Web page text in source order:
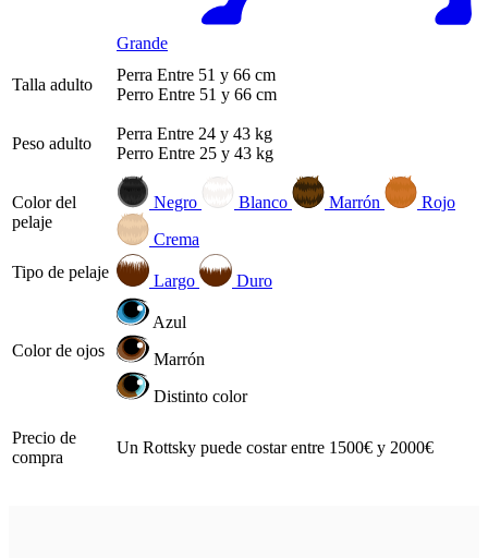
Grande
Talla adulto
Perra Entre 51 y 66 cm
Perro Entre 51 y 66 cm
Peso adulto
Perra Entre 24 y 43 kg
Perro Entre 25 y 43 kg
Color del
pelaje
Negro Blanco Marrón
Rojo
Crema
Tipo de pelaje
Largo Duro
Color de ojos
Azul
Marrón
Distinto color
Precio de
compra
Un Rottsky puede costar entre 1500€ y 2000€